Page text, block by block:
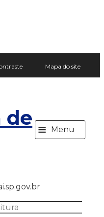
Mapa do site
de ≡ Menu